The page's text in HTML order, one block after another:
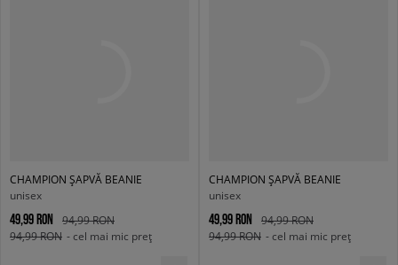
CHAMPION ȘAPVĂ BEANIE
unisex
49,99 RON
94,99 RON
94,99 RON - cel mai mic preț
CHAMPION ȘAPVĂ BEANIE
unisex
49,99 RON
94,99 RON
94,99 RON - cel mai mic preț